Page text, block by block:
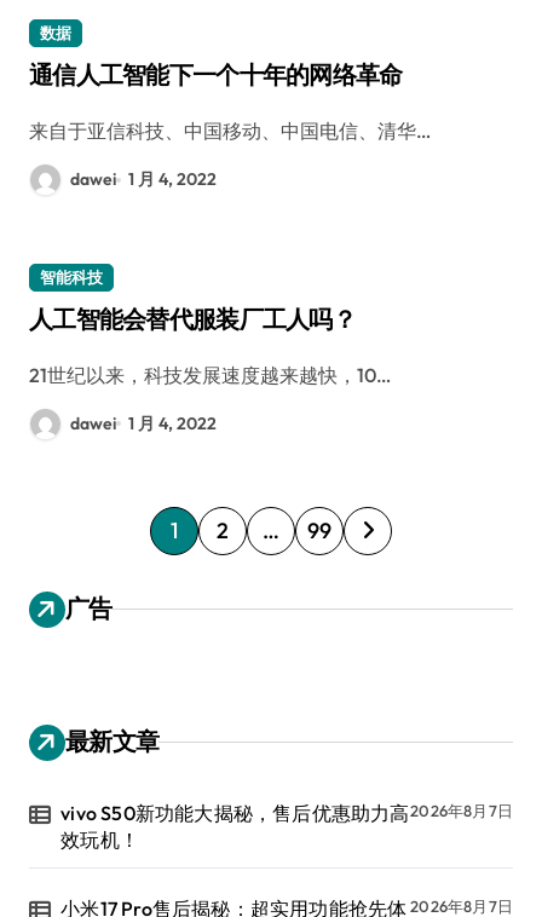
数据
通信人工智能下一个十年的网络革命
来自于亚信科技、中国移动、中国电信、清华…
dawei 1 月 4, 2022
智能科技
人工智能会替代服装厂工人吗？
21世纪以来，科技发展速度越来越快，10…
dawei 1 月 4, 2022
文
章
分
1 2 … 99
广告
最新文章
vivo S50新功能大揭秘，售后优惠助力高
效玩机！
2026年8月7日
小米17 Pro售后揭秘：超实用功能抢先体2026年8月7日